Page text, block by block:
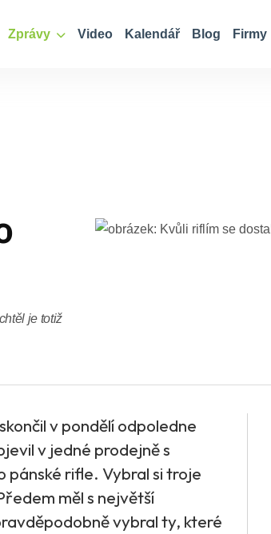
Zprávy Video Kalendář Blog Firmy
je totiž
v pondělí odpoledne
v jedné prodejně s
pánské rifle. Vybral si troje
měl s největší
vybral ty, které